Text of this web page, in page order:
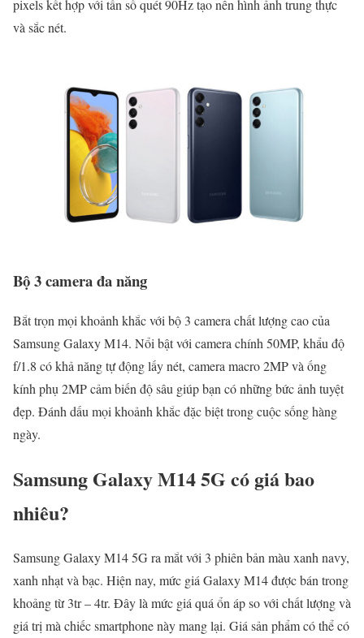
pixels kết hợp với tần số quét 90Hz tạo nên hình ảnh trung thực
và sắc nét.
Bộ 3 camera đa năng
Bắt trọn mọi khoảnh khắc với bộ 3 camera chất lượng cao của
Samsung Galaxy M14. Nổi bật với camera chính 50MP, khẩu độ
f/1.8 có khả năng tự động lấy nét, camera macro 2MP và ống
kính phụ 2MP cảm biến độ sâu giúp bạn có những bức ảnh tuyệt
đẹp. Đánh dấu mọi khoảnh khắc đặc biệt trong cuộc sống hàng
ngày.
Samsung Galaxy M14 5G có giá bao
nhiêu?
Samsung Galaxy M14 5G ra mắt với 3 phiên bản màu xanh navy,
xanh nhạt và bạc. Hiện nay, mức giá Galaxy M14 được bán trong
khoảng từ 3tr – 4tr. Đây là mức giá quá ổn áp so với chất lượng và
giá trị mà chiếc smartphone này mang lại. Giá sản phẩm có thể có